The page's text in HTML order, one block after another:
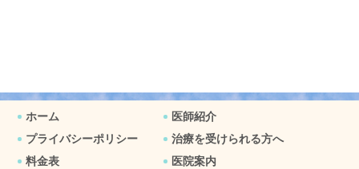
ホーム
医師紹介
プライバシーポリシー
治療を受けられる方へ
料金表
医院案内